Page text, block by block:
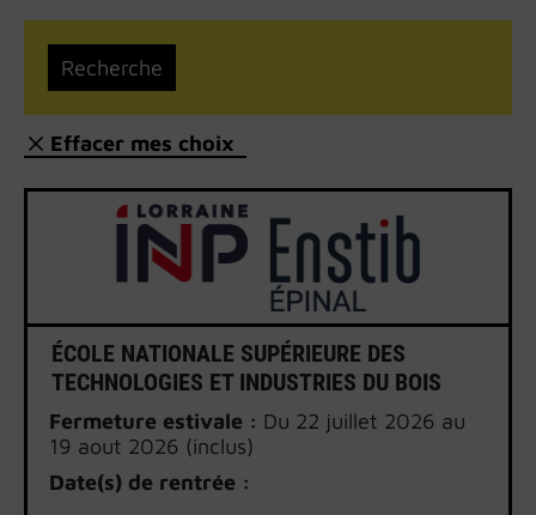
Effacer mes choix
ÉCOLE NATIONALE SUPÉRIEURE DES
TECHNOLOGIES ET INDUSTRIES DU BOIS
Fermeture estivale : Du 22 juillet 2026 au
19 aout 2026 (inclus)
Date(s) de rentrée :